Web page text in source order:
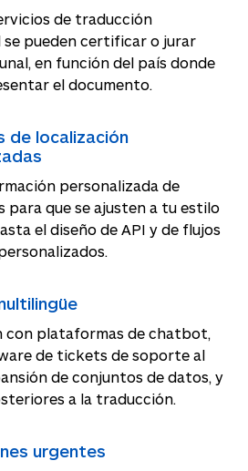
de traducción
pueden certificar o jurar
en función del país donde
el documento.
de localización
personalizada de
para que se ajusten a tu estilo
el diseño de API y de flujos
con plataformas de chatbot,
de tickets de soporte al
de conjuntos de datos, y
a la traducción.
urgentes